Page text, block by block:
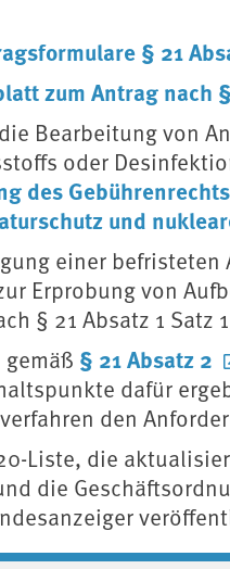
§ 21
zum Antrag nach
Bearbeitung von
oder
des
und
einer befristeten
Erprobung von
§ 21 Absatz 1 Satz
§ 21 Absatz 2
dafür
den
Liste, die
die